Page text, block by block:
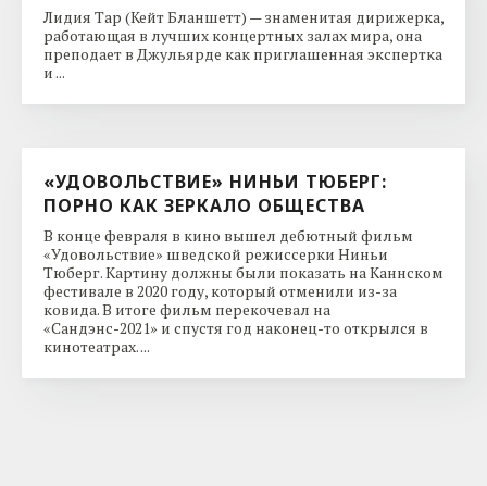
Лидия Тар (Кейт Бланшетт) — знаменитая дирижерка,
работающая в лучших концертных залах мира, она
преподает в Джульярде как приглашенная экспертка
и ...
«УДОВОЛЬСТВИЕ» НИНЬИ ТЮБЕРГ:
ПОРНО КАК ЗЕРКАЛО ОБЩЕСТВА
В конце февраля в кино вышел дебютный фильм
«Удовольствие» шведской режиссерки Ниньи
Тюберг. Картину должны были показать на Каннском
фестивале в 2020 году, который отменили из-за
ковида. В итоге фильм перекочевал на
«Сандэнс-2021» и спустя год наконец-то открылся в
кинотеатрах. ...